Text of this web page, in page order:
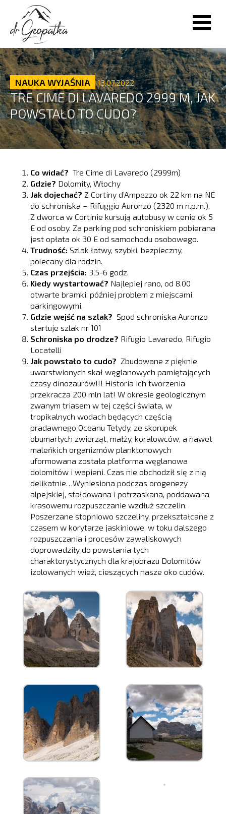
NAUKA WYJAŚNIA 13.07.2022
TRE CIME DI LAVAREDO 2999 M, JAK
POWSTAŁO TO CUDO?
Co widać? Tre Cime di Lavaredo (2999m)
Gdzie? Dolomity, Włochy
Jak dojechać? Z Cortiny d’Ampezzo ok 22 km na NE
do schroniska – Rifuggio Auronzo (2320 m n.p.m.).
Z dworca w Cortinie kursują autobusy w cenie ok 5
E od osoby. Za parking pod schroniskiem pobierana
jest opłata ok 30 E od samochodu osobowego.
Trudność: Szlak łatwy, szybki, bezpieczny,
polecany dla rodzin.
Czas przejścia: 3,5-6 godz.
Kiedy wystartować? Najlepiej rano, od 8.00
otwarte bramki, później problem z miejscami
parkingowymi.
Gdzie wejść na szlak? Spod schroniska Auronzo
startuje szlak nr 101
Schroniska po drodze? Rifugio Lavaredo, Rifugio
Locatelli
Jak powstało to cudo? Zbudowane z pięknie
uwarstwionych skał węglanowych pamiętających
czasy dinozaurów!!! Historia ich tworzenia
przekracza 200 mln lat! W okresie geologicznym
zwanym triasem w tej części świata, w
tropikalnych wodach będących częścią
pradawnego Oceanu Tetydy, ze skorupek
obumarłych zwierząt, małży, koralowców, a nawet
maleńkich organizmów planktonowych
uformowana została platforma węglanowa
dolomitów i wapieni. Czas nie obchodził się z nią
delikatnie…Wyniesiona podczas orogenezy
alpejskiej, sfałdowana i potrzaskana, poddawana
krasowemu rozpuszczanie wzdłuż szczelin.
Poszerzane stopniowo szczeliny, przekształcane z
czasem w korytarze jaskiniowe, w toku dalszego
rozpuszczania i procesów zawaliskowych
doprowadziły do powstania tych
charakterystycznych dla krajobrazu Dolomitów
izolowanych wież, cieszących nasze oko cudów.